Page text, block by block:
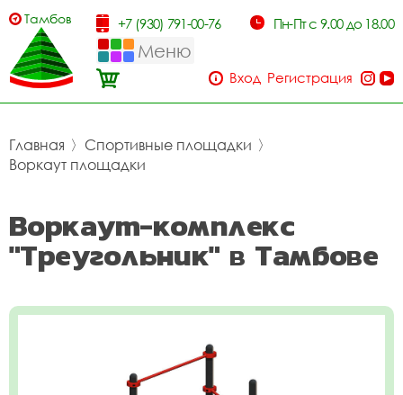
Тамбов +7 (930) 791-00-76 Пн-Пт с 9.00 до 18.00
Меню
Вход Регистрация
Главная 〉 Спортивные площадки 〉
Воркаут площадки
Воркаут-комплекс
"Треугольник" в Тамбове